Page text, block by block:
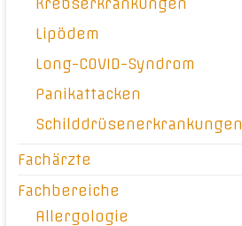
Krebserkrankungen
Lipödem
Long-COVID-Syndrom
Panikattacken
Schilddrüsenerkrankungen
Fachärzte
Fachbereiche
Allergologie